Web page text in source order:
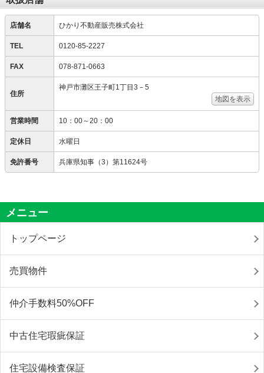
店舗名 ひかり不動産販売株式会社
TEL 0120-85-2227
FAX 078-871-0663
住所
神戸市灘区王子町1丁目3－5
地図を表示
営業時間 10：00～20：00
定休日 水曜日
免許番号 兵庫県知事（3）第11624号
メニュー
トップページ
売買物件
仲介手数料50%OFF
中古住宅瑕疵保証
住宅設備検査保証